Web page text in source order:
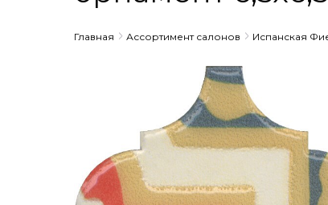
Главная Ассортимент салонов Испанская